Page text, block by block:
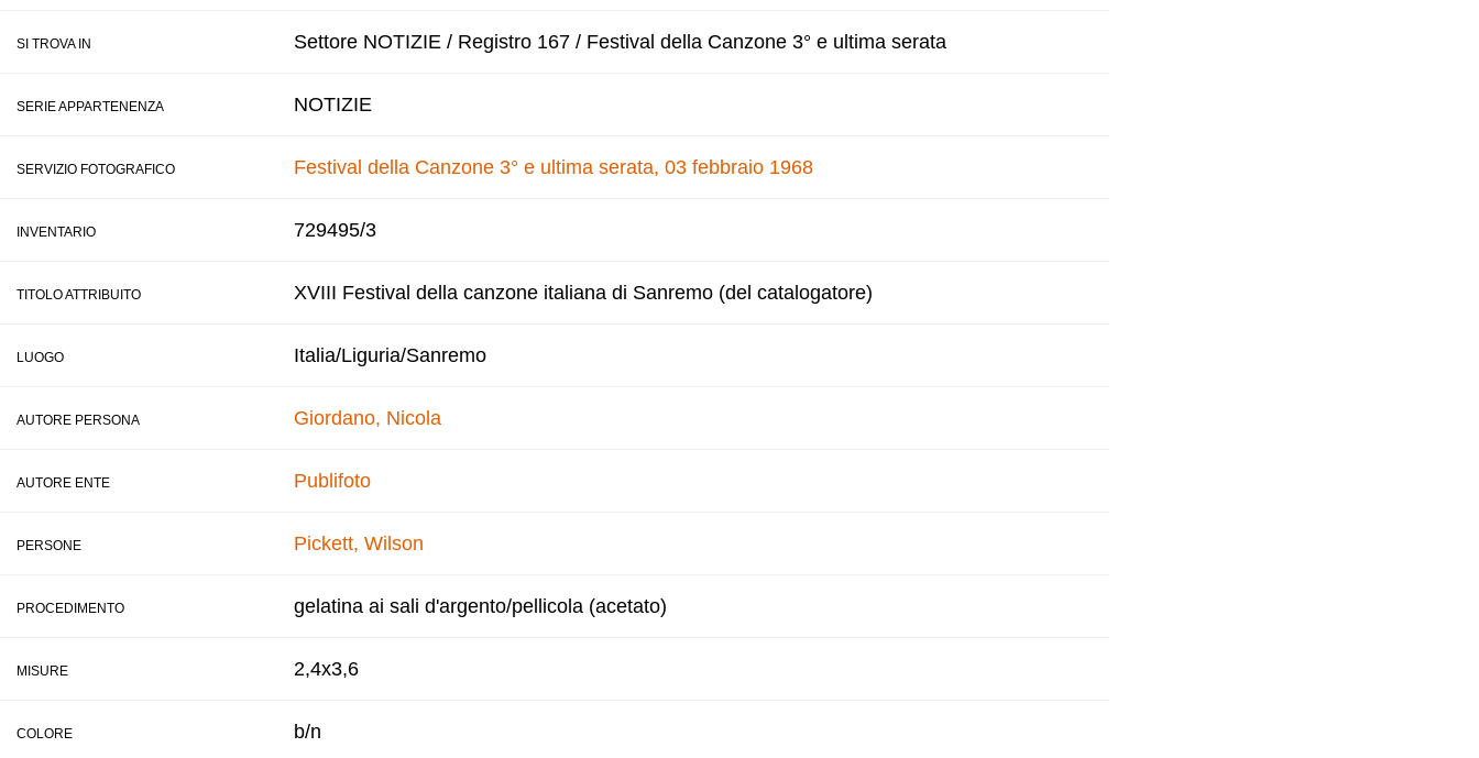
SI TROVA IN Settore NOTIZIE / Registro 167 / Festival della Canzone 3° e ultima serata
SERIE APPARTENENZA NOTIZIE
SERVIZIO FOTOGRAFICO Festival della Canzone 3° e ultima serata, 03 febbraio 1968
INVENTARIO 729495/3
TITOLO ATTRIBUITO XVIII Festival della canzone italiana di Sanremo (del catalogatore)
LUOGO Italia/Liguria/Sanremo
AUTORE PERSONA Giordano, Nicola
AUTORE ENTE Publifoto
PERSONE Pickett, Wilson
PROCEDIMENTO gelatina ai sali d'argento/pellicola (acetato)
MISURE 2,4x3,6
COLORE b/n